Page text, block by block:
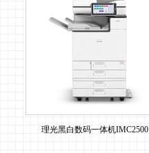
理光黑白数码一体机IMC2500